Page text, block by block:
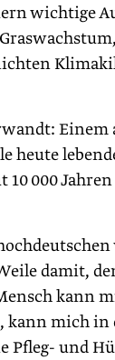
wichtige
heute
10 000
damit,
kann
kann mich in
und